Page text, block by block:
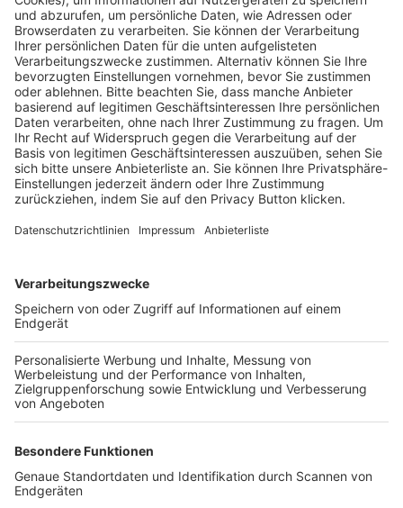
Pässe und Vereinswechsel
Trainerausbildung
Schulungsangebot Vereinsmitarbeiter
BFV-Geschäftsstellen
Trainerbörse
Login SpielPlus
FOLGE DEM BFV
TOP-VEREINE
TOP-PARTNER